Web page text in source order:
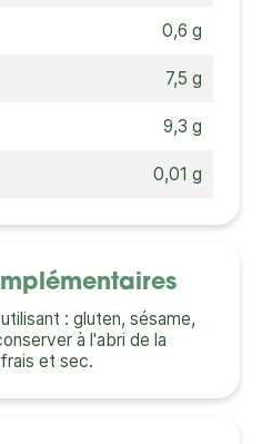
0,6 g
7,5 g
9,3 g
0,01 g
: gluten, sésame,
à l'abri de la
et sec.